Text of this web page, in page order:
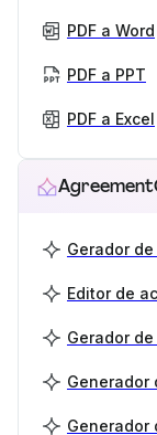
PDF a Word
PDF a PPT
PDF a Excel
Gerador
Editor de
Gerador de
Generador
Generador